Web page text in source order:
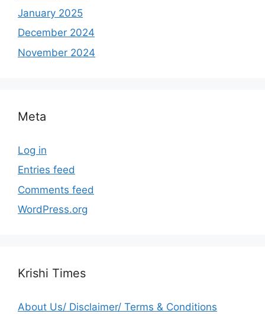
January 2025
December 2024
November 2024
Meta
Log in
Entries feed
Comments feed
WordPress.org
Krishi Times
About Us/ Disclaimer/ Terms & Conditions